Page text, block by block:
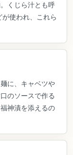
くじら汁とも呼
使われ、これら
に、キャベツや
のソースで作る
神漬を添えるの